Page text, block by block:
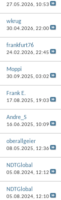
27.05.2026, 10:53
wkrug
30.04.2026, 22:00
frankfurt76
24.02.2026, 22:45
Moppi
30.09.2025, 03:02
Frank E.
17.08.2025, 19:03
Andre_S
16.06.2025, 10:09
oberallgeier
08.05.2025, 12:36
NDTGlobal
05.08.2024, 12:12
NDTGlobal
05.08.2024, 12:10